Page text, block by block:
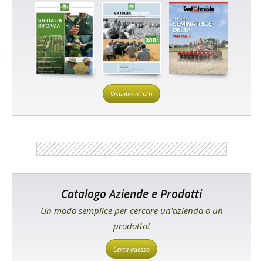
Visualizza tutti
Catalogo Aziende e Prodotti
Un modo semplice per cercare un'azienda o un
prodotto!
Cerca adesso